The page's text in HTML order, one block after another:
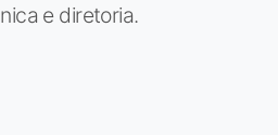
e diretoria.